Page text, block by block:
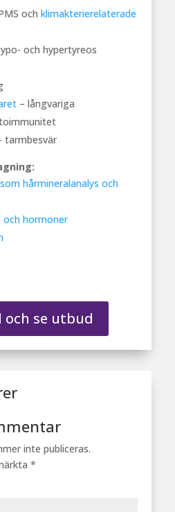
och klimakterierelaterade
och hypertyreos
– långvariga
tarmbesvär
hårmineralanalys och
och hormoner
och se utbud
inte publiceras.
*